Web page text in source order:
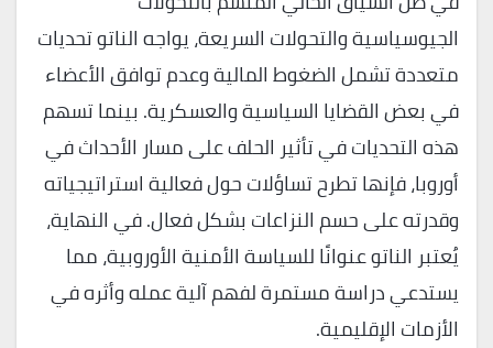
الجيوسياسية والتحولات السريعة، يواجه الناتو تحديات
متعددة تشمل الضغوط المالية وعدم توافق الأعضاء
في بعض القضايا السياسية والعسكرية. بينما تسهم
هذه التحديات في تأثير الحلف على مسار الأحداث في
أوروبا، فإنها تطرح تساؤلات حول فعالية استراتيجياته
وقدرته على حسم النزاعات بشكل فعال. في النهاية،
يُعتبر الناتو عنوانًا للسياسة الأمنية الأوروبية، مما
يستدعي دراسة مستمرة لفهم آلية عمله وأثره في
الأزمات الإقليمية.